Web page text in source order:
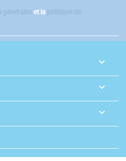
et la


